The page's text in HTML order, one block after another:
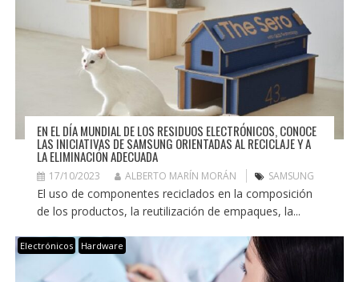
EN EL DÍA MUNDIAL DE LOS RESIDUOS ELECTRÓNICOS, CONOCE
LAS INICIATIVAS DE SAMSUNG ORIENTADAS AL RECICLAJE Y A
LA ELIMINACIÓN ADECUADA
17/10/2023 ALBERTO MARÍN MORÁN SAMSUNG
El uso de componentes reciclados en la composición
de los productos, la reutilización de empaques, la...
Electrónicos Hardware